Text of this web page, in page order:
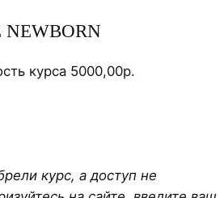
курса 5000,00р.
курс, а доступ не